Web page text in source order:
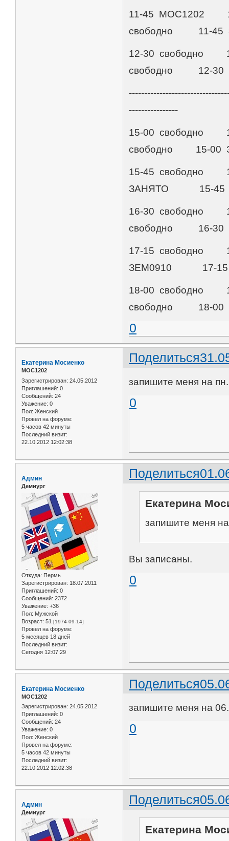
11-45
свободно 11-45
12-30 свободно
свободно 12-30
----------------
15-00 свободно
свободно 15-00
15-45 свободно
ЗАНЯТО 15-45
16-30 свободно
свободно 16-30
17-15
ЗЕМ0910 17-15
18-00 свободно
свободно 18-00
0
Поделиться
Екатерина Мосиенко
МОС1202
Зарегистрирован: 24.05.2012
Приглашений: 0
Сообщений: 24
Уважение: 0
Пол: Женский
Провел на форуме:
5 часов 42 минуты
Последний визит:
22.10.2012 12:02:38
запишите меня на
0
Поделиться
Админ
Демиург
Откуда: Пермь
Зарегистрирован: 18.07.2011
Приглашений: 0
Сообщений: 2372
Уважение: +36
Пол: Мужской
Возраст: 51 [1974-09-14]
Провел на форуме:
5 месяцев 18 дней
Последний визит:
Сегодня 12:07:29
Екатерина
запишите меня
Вы записаны.
0
Поделиться
Екатерина Мосиенко
МОС1202
Зарегистрирован: 24.05.2012
Приглашений: 0
Сообщений: 24
Уважение: 0
Пол: Женский
Провел на форуме:
5 часов 42 минуты
Последний визит:
22.10.2012 12:02:38
запишите меня на
0
Поделиться
Админ
Демиург
Екатерина